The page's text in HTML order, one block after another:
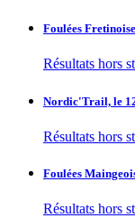
Foulées
Résultats hors
Nordic'Trail, le
Résultats hors
Foulées
Résultats hors